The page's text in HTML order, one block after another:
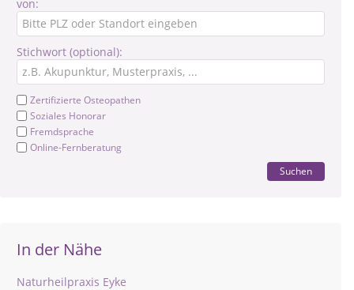
von:
Stichwort (optional):
Zertifizierte Osteopathen
Soziales Honorar
Fremdsprache
Online-Fernberatung
Suchen
In der Nähe
Naturheilpraxis Eyke